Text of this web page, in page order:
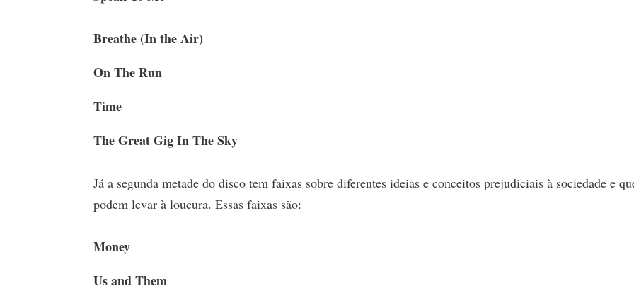
Breathe (In the Air)
On The Run
Time
The Great Gig In The Sky
Já a segunda metade do disco tem faixas sobre diferentes ideias e conceitos prejudiciais à sociedade e
podem levar à loucura. Essas faixas são:
Money
Us and Them